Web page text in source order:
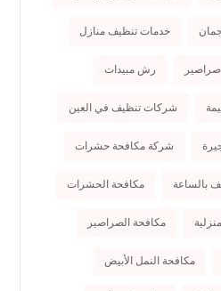
خدمات تنظيف منازل
رش مبيدات
شركات تنظيف في العين
شركة مكافحة حشرات
بالساعة مكافحة الحشرات
مكافحة الصراصير
مكافحة النمل الأبيض